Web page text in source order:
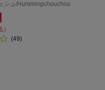
シュ/Hummingchouchou
）
(49)